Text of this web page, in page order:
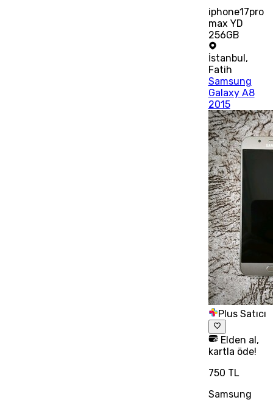
iphone17pro
max YD
256GB
İstanbul ,
Fatih
Samsung
Galaxy A8
2015
Plus Satıcı
Elden al,
kartla öde!
750 TL
Samsung